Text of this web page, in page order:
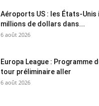
Aéroports US : les États-Unis
millions de dollars dans...
6 août 2026
Europa League : Programme
tour préliminaire aller
6 août 2026